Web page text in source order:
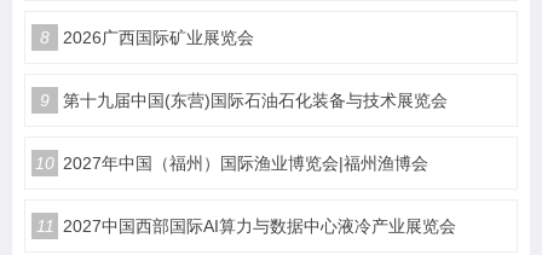
8 2026广西国际矿业展览会
9 第十九届中国(东营)国际石油石化装备与技术展览会
10 2027年中国（福州）国际渔业博览会|福州渔博会
11 2027中国西部国际AI算力与数据中心液冷产业展览会